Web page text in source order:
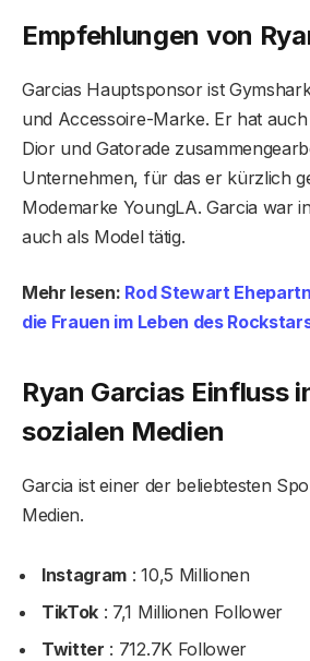
Empfehlungen von
Garcias Hauptsponsor ist
und Accessoire-Marke. Er hat auch
Dior und Gatorade
Unternehmen, für das er kürzlich
Modemarke YoungLA. Garcia war
auch als Model tätig.
Mehr lesen: Rod Stewart
die Frauen im Leben des
Ryan Garcias Einfluss
sozialen Medien
Garcia ist einer der beliebtesten
Medien.
Instagram : 10,5 Millionen
TikTok : 7,1 Millionen Follower
Twitter : 712.7K Follower